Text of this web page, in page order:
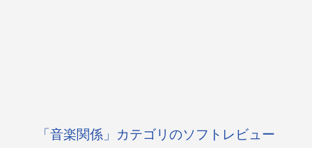
「音楽関係」カテゴリのソフトレビュー